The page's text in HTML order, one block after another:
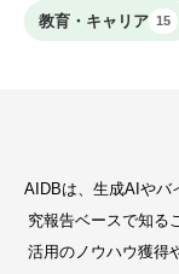
教育・キャリア 15
AIDBは、生成AIやバ
究報告ベースで知る
活用のノウハウ獲得